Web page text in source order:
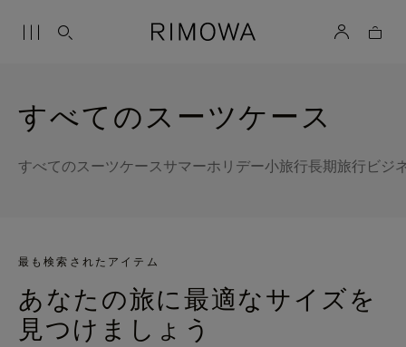
すべてのスーツケース
すべてのスーツケースサマーホリデー小旅行長期旅行ビジ
最も検索されたアイテム
あなたの旅に最適なサイズを
見つけましょう